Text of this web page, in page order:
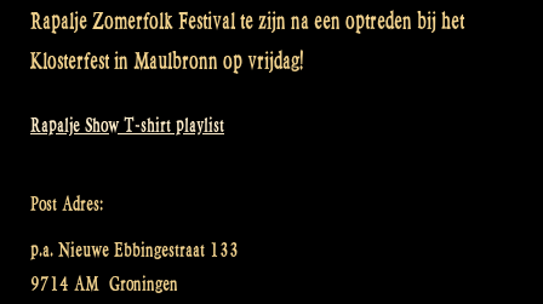
Rapalje Zomerfolk Festival te zijn na een optreden bij het
Klosterfest in Maulbronn op vrijdag!
Rapalje Show T-shirt playlist
Post Adres:
p.a. Nieuwe Ebbingestraat 133
9714 AM Groningen